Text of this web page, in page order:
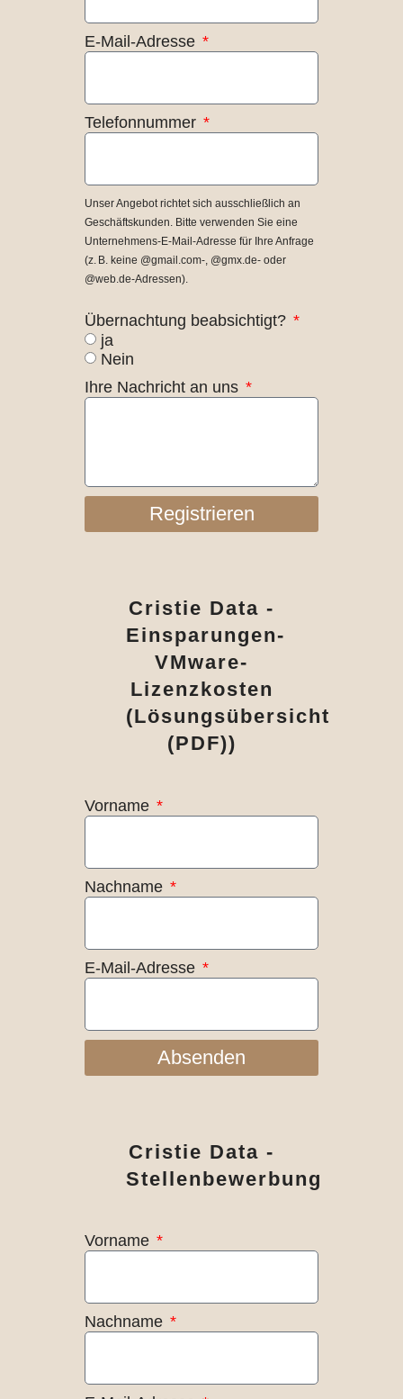
E-Mail-Adresse
Telefonnummer
Unser Angebot richtet sich ausschließlich an
Geschäftskunden. Bitte verwenden Sie eine
Unternehmens-E-Mail-Adresse für Ihre Anfrage
(z. B. keine @gmail.com-, @gmx.de- oder
@web.de-Adressen).
Übernachtung beabsichtigt?
ja
Nein
Ihre Nachricht an uns
Registrieren
Cristie Data -
Einsparungen-
VMware-
Lizenzkosten
(Lösungsübersicht
(PDF))
Vorname
Nachname
E-Mail-Adresse
Absenden
Cristie Data -
Stellenbewerbung
Vorname
Nachname